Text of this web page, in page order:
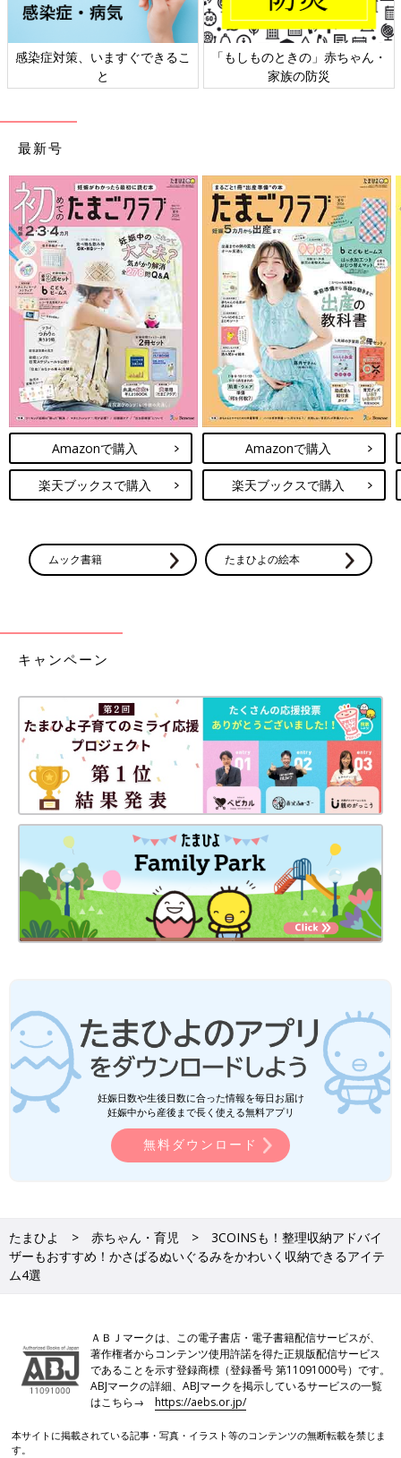
日本外来小児科学会リーフレッ
ト検討会
六星占術 細木かおりさんの人生
相談
最新号
Amazonで購入
楽天ブックスで購入
Amazonで購入
楽天ブックスで購入
ムック書籍 たまひよの絵本
キャンペーン
妊娠日数や生後日数に合った情報を毎日お届け
妊娠中から産後まで長く使える無料アプリ
無料ダウンロード
たまひよ 赤ちゃん・育児
3COINSも！整理収納アドバイ
ザーもおすすめ！かさばるぬいぐるみをかわいく収納できるアイテ
ム4選
ＡＢＪマークは、この電子書店・電子書籍配信サービスが、
著作権者からコンテンツ使用許諾を得た正規版配信サービス
であることを示す登録商標（登録番号 第11091000号）です。
ABJマークの詳細、ABJマークを掲示しているサービスの一覧
はこちら→https://aebs.or.jp/
本サイトに掲載されている記事・写真・イラスト等のコンテンツの無断転載を禁じま
す。